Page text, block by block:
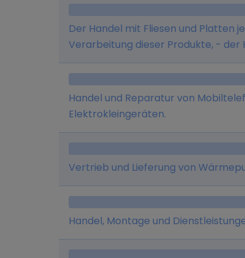
Der Handel mit Fliesen und Platten
Verarbeitung dieser Produkte, - der
Lüftungsartikeln jeglicher Art
- der Handel mit Bad-, Wohn- und
und die Entwicklung von EDV-Soft-
Speditions-, Lager- und
sowie die Durchführung von
Handel und Reparatur von
Elektrokleingeräten.
Vertrieb und Lieferung von
Handel, Montage und